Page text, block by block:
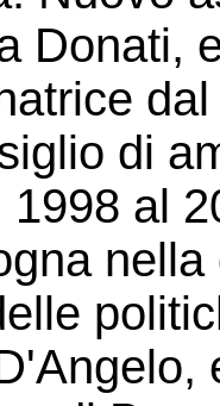
Donati,
di
al